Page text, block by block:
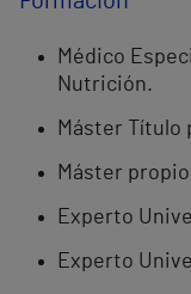
Médico
Nutrición.
Máster Título
Máster
Experto
Experto